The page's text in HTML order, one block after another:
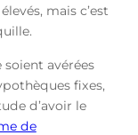
mais c’est
avérées
fixes,
d’avoir le
de